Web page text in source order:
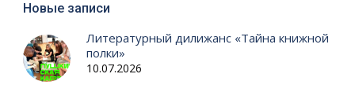
Новые записи
Литературный дилижанс «Тайна книжной
полки»
10.07.2026